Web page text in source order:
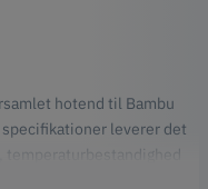
hotend til Bambu
specifikationer leverer det
temperaturbestandighed
kompositfilamenter.